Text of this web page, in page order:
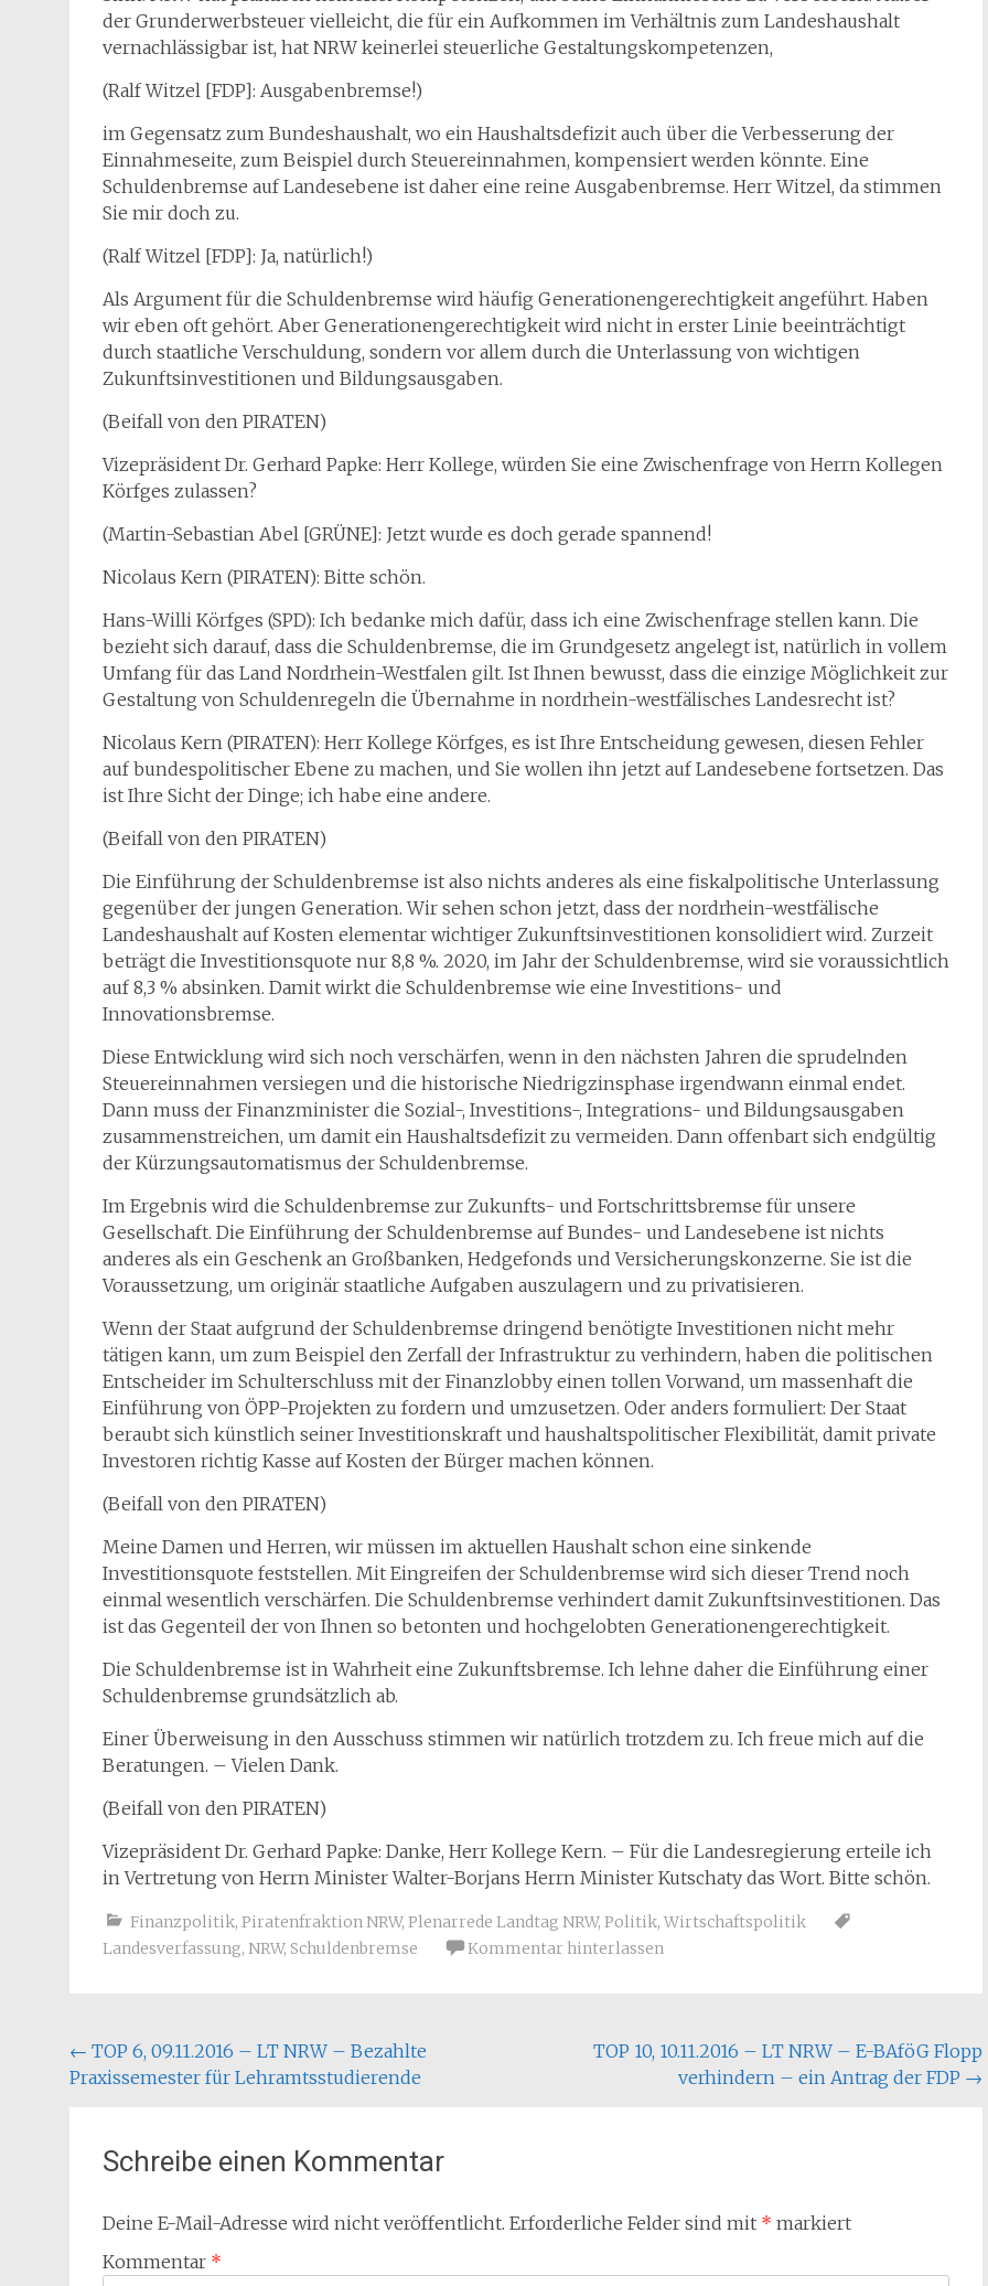
der Grunderwerbsteuer vielleicht, die für ein Aufkommen im Verhältnis zum Landeshaushalt
vernachlässigbar ist, hat NRW keinerlei steuerliche Gestaltungskompetenzen,
(Ralf Witzel [FDP]: Ausgabenbremse!)
im Gegensatz zum Bundeshaushalt, wo ein Haushaltsdefizit auch über die Verbesserung der
Einnahmeseite, zum Beispiel durch Steuereinnahmen, kompensiert werden könnte. Eine
Schuldenbremse auf Landesebene ist daher eine reine Ausgabenbremse. Herr Witzel, da stimmen
Sie mir doch zu.
(Ralf Witzel [FDP]: Ja, natürlich!)
Als Argument für die Schuldenbremse wird häufig Generationengerechtigkeit angeführt. Haben
wir eben oft gehört. Aber Generationengerechtigkeit wird nicht in erster Linie beeinträchtigt
durch staatliche Verschuldung, sondern vor allem durch die Unterlassung von wichtigen
Zukunftsinvestitionen und Bildungsausgaben.
(Beifall von den PIRATEN)
Vizepräsident Dr. Gerhard Papke: Herr Kollege, würden Sie eine Zwischenfrage von Herrn Kollegen
Körfges zulassen?
(Martin-Sebastian Abel [GRÜNE]: Jetzt wurde es doch gerade spannend!
Nicolaus Kern (PIRATEN): Bitte schön.
Hans-Willi Körfges (SPD): Ich bedanke mich dafür, dass ich eine Zwischenfrage stellen kann. Die
bezieht sich darauf, dass die Schuldenbremse, die im Grundgesetz angelegt ist, natürlich in vollem
Umfang für das Land Nordrhein-Westfalen gilt. Ist Ihnen bewusst, dass die einzige Möglichkeit zur
Gestaltung von Schuldenregeln die Übernahme in nordrhein-westfälisches Landesrecht ist?
Nicolaus Kern (PIRATEN): Herr Kollege Körfges, es ist Ihre Entscheidung gewesen, diesen Fehler
auf bundespolitischer Ebene zu machen, und Sie wollen ihn jetzt auf Landesebene fortsetzen. Das
ist Ihre Sicht der Dinge; ich habe eine andere.
(Beifall von den PIRATEN)
Die Einführung der Schuldenbremse ist also nichts anderes als eine fiskalpolitische Unterlassung
gegenüber der jungen Generation. Wir sehen schon jetzt, dass der nordrhein-westfälische
Landeshaushalt auf Kosten elementar wichtiger Zukunftsinvestitionen konsolidiert wird. Zurzeit
beträgt die Investitionsquote nur 8,8 %. 2020, im Jahr der Schuldenbremse, wird sie voraussichtlich
auf 8,3 % absinken. Damit wirkt die Schuldenbremse wie eine Investitions- und
Innovationsbremse.
Diese Entwicklung wird sich noch verschärfen, wenn in den nächsten Jahren die sprudelnden
Steuereinnahmen versiegen und die historische Niedrigzinsphase irgendwann einmal endet.
Dann muss der Finanzminister die Sozial-, Investitions-, Integrations- und Bildungsausgaben
zusammenstreichen, um damit ein Haushaltsdefizit zu vermeiden. Dann offenbart sich endgültig
der Kürzungsautomatismus der Schuldenbremse.
Im Ergebnis wird die Schuldenbremse zur Zukunfts- und Fortschrittsbremse für unsere
Gesellschaft. Die Einführung der Schuldenbremse auf Bundes- und Landesebene ist nichts
anderes als ein Geschenk an Großbanken, Hedgefonds und Versicherungskonzerne. Sie ist die
Voraussetzung, um originär staatliche Aufgaben auszulagern und zu privatisieren.
Wenn der Staat aufgrund der Schuldenbremse dringend benötigte Investitionen nicht mehr
tätigen kann, um zum Beispiel den Zerfall der Infrastruktur zu verhindern, haben die politischen
Entscheider im Schulterschluss mit der Finanzlobby einen tollen Vorwand, um massenhaft die
Einführung von ÖPP-Projekten zu fordern und umzusetzen. Oder anders formuliert: Der Staat
beraubt sich künstlich seiner Investitionskraft und haushaltspolitischer Flexibilität, damit private
Investoren richtig Kasse auf Kosten der Bürger machen können.
(Beifall von den PIRATEN)
Meine Damen und Herren, wir müssen im aktuellen Haushalt schon eine sinkende
Investitionsquote feststellen. Mit Eingreifen der Schuldenbremse wird sich dieser Trend noch
einmal wesentlich verschärfen. Die Schuldenbremse verhindert damit Zukunftsinvestitionen. Das
ist das Gegenteil der von Ihnen so betonten und hochgelobten Generationengerechtigkeit.
Die Schuldenbremse ist in Wahrheit eine Zukunftsbremse. Ich lehne daher die Einführung einer
Schuldenbremse grundsätzlich ab.
Einer Überweisung in den Ausschuss stimmen wir natürlich trotzdem zu. Ich freue mich auf die
Beratungen. – Vielen Dank.
(Beifall von den PIRATEN)
Vizepräsident Dr. Gerhard Papke: Danke, Herr Kollege Kern. – Für die Landesregierung erteile ich
in Vertretung von Herrn Minister Walter-Borjans Herrn Minister Kutschaty das Wort. Bitte schön.
Finanzpolitik, Piratenfraktion NRW, Plenarrede Landtag NRW, Politik, Wirtschaftspolitik
Landesverfassung, NRW, Schuldenbremse Kommentar hinterlassen
Beitragsnavigation
← TOP 6, 09.11.2016 – LT NRW – Bezahlte
Praxissemester für Lehramtsstudierende
TOP 10, 10.11.2016 – LT NRW – E-BAföG Flopp
verhindern – ein Antrag der FDP →
Schreibe einen Kommentar
Deine E-Mail-Adresse wird nicht veröffentlicht. Erforderliche Felder sind mit * markiert
Kommentar *